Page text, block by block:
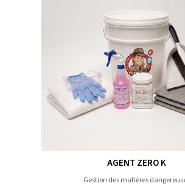
AGENT ZERO K
Gestion des matières